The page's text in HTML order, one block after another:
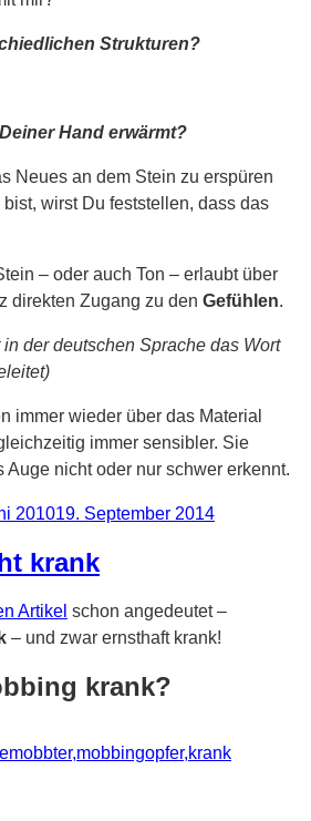
Strukturen?
Hand erwärmt?
Neues an dem Stein zu erspüren
wirst Du feststellen, dass das
– oder auch Ton – erlaubt über
direkten Zugang zu den Gefühlen.
der deutschen Sprache das Wort
immer wieder über das Material
immer sensibler. Sie
Auge nicht oder nur schwer erkennt.
201019. September 2014
krank
Artikel schon angedeutet –
– und zwar ernsthaft krank!
krank?